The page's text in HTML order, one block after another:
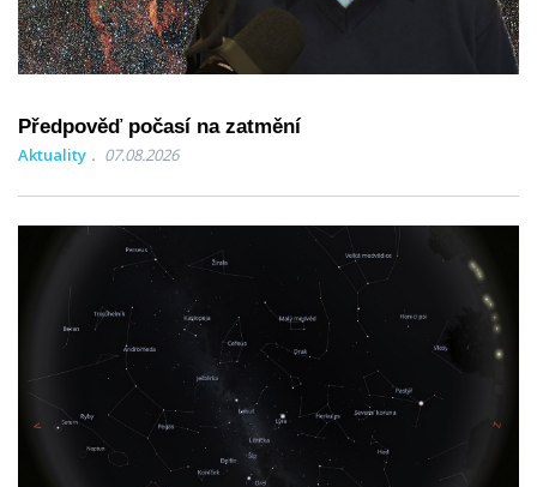
Předpověď počasí na zatmění
Aktuality 07.08.2026